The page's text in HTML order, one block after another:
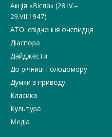
Акція «Вісла» (28.IV.–
29.VII.1947)
АТО: свідчення очевидця
Діаспора
Дайджести
До річниці Голодомору
Думки з приводу
Класика
Культура
Медіа